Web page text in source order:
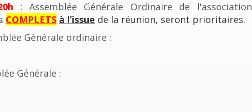
: Assemblée Générale Ordinaire de l'association
COMPLETS à l’issue de la réunion, seront prioritaires.
Générale ordinaire :
Générale :